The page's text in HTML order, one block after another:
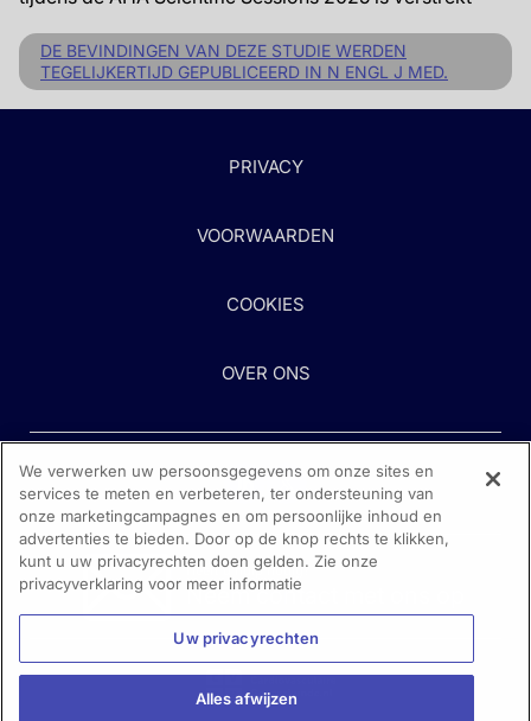
DE BEVINDINGEN VAN DEZE STUDIE WERDEN
TEGELIJKERTIJD GEPUBLICEERD IN N ENGL J MED.
PRIVACY
VOORWAARDEN
COOKIES
OVER ONS
Heeft u hulp nodig?
Neem contact met ons op
We verwerken uw persoonsgegevens om onze sites en
services te meten en verbeteren, ter ondersteuning van
onze marketingcampagnes en om persoonlijke inhoud en
advertenties te bieden. Door op de knop rechts te klikken,
kunt u uw privacyrechten doen gelden. Zie onze
privacyverklaring voor meer informatie
Uw privacyrechten
Alles afwijzen